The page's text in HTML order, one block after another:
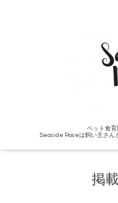
ペット食育
Seaside Roseは飼い主さん
掲